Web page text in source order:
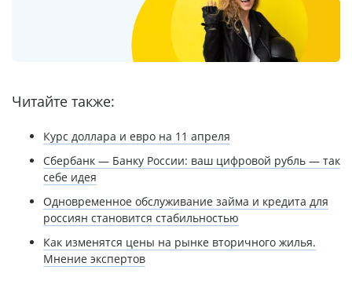
Читайте также:
Курс доллара и евро на 11 апреля
Сбербанк — Банку России: ваш цифровой рубль — так
себе идея
Одновременное обслуживание займа и кредита для
россиян становится стабильностью
Как изменятся цены на рынке вторичного жилья.
Мнение экспертов